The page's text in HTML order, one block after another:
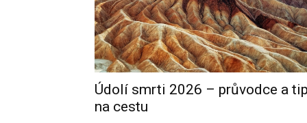
Údolí smrti 2026 – průvodce a
na cestu